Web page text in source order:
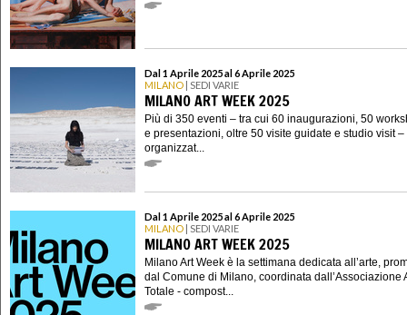
Dal 1 Aprile 2025 al 6 Aprile 2025
MILANO | SEDI VARIE
MILANO ART WEEK 2025
Più di 350 eventi – tra cui 60 inaugurazioni, 50
e presentazioni, oltre 50 visite guidate e studio visit –
organizzat...
Dal 1 Aprile 2025 al 6 Aprile 2025
MILANO | SEDI VARIE
MILANO ART WEEK 2025
Milano Art Week è la settimana dedicata all’arte,
dal Comune di Milano, coordinata dall’Associazione
Totale - compost...